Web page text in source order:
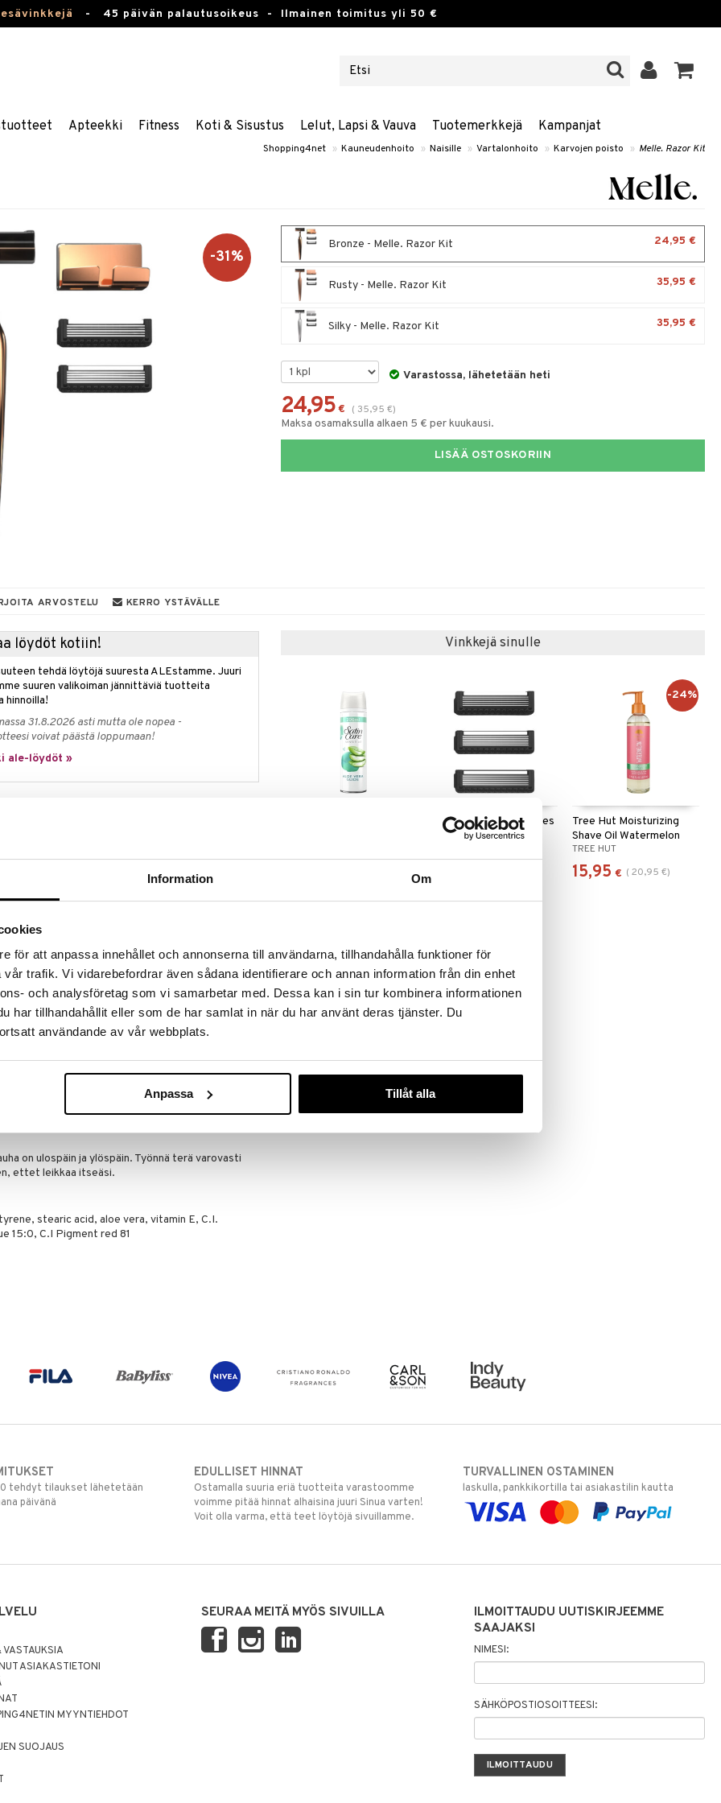
Information Om
för att anpassa innehållet och annonserna till användarna, tillhandahålla funktioner för
trafik. Vi vidarebefordrar även sådana identifierare och annan information från din enhet
och analysföretag som vi samarbetar med. Dessa kan i sin tur kombinera informationen
har tillhandahållit eller som de har samlat in när du har använt deras tjänster. Du
användande av vår webbplats.
Anpassa Tillåt alla
- 45 päivän palautusoikeus - Ilmainen toimitus yli 50 €
Apteekki Fitness Koti & Sisustus Lelut, Lapsi & Vauva Tuotemerkkejä Kampanjat
Shopping4net » Kauneudenhoito » Naisille » Vartalonhoito » Karvojen poisto » Melle. Razor Kit
-31%
Bronze - Melle. Razor Kit 24,95 €
Rusty - Melle. Razor Kit 35,95 €
Silky - Melle. Razor Kit 35,95 €
Varastossa, lähetetään heti
24,95 € ( 35,95 €)
Maksa osamaksulla alkaen 5 € per kuukausi.
LISÄÄ OSTOSKORIIN
ARVOSTELU KERRO YSTÄVÄLLE
löydöt kotiin!
tehdä löytöjä suuresta ALEstamme. Juuri
suuren valikoiman jännittäviä tuotteita
hinnoilla!
31.8.2026 asti mutta ole nopea -
voivat päästä loppumaan!
ale-löydöt »
kestävää eleganssia ja toiminnallisuutta
mikä tekee siitä 100% kierrätettävän. Muotoilu
välillä suojataksesi teriäsi ja saadaksesi ne
käytetään yhdessä Melle's Woodbine Shaving
miellyttävimmän parranajon, jonka olet koskaan
seinäkiinnikkeen ja 2 partaterää.
optimaalisen suorituskyvyn varmistamiseksi.
on ulospäin ja ylöspäin. Työnnä terä varovasti
ettet leikkaa itseäsi.
stearic acid, aloe vera, vitamin E, C.I.
15:0, C.I Pigment red 81
Vinkkejä sinulle
Melle. Refill Razorblades
13,96
Tree Hut Moisturizing
Shave Oil Watermelon
TREE HUT
15,95 € ( 20,95 €)
-24%
tehdyt tilaukset lähetetään
päivänä
EDULLISET HINNAT
Ostamalla suuria eriä tuotteita varastoomme
voimme pitää hinnat alhaisina juuri Sinua varten!
Voit olla varma, että teet löytöjä sivuillamme.
TURVALLINEN OSTAMINEN
laskulla, pankkikortilla tai asiakastilin kautta
ASIAKASTIETONI
MYYNTIEHDOT
SUOJAUS
SEURAA MEITÄ MYÖS SIVUILLA
ILMOITTAUDU UUTISKIRJEEMME
SAAJAKSI
NIMESI:
SÄHKÖPOSTIOSOITTEESI: